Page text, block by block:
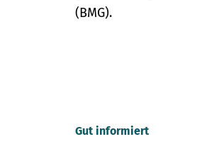
(BMG).
Gut informiert